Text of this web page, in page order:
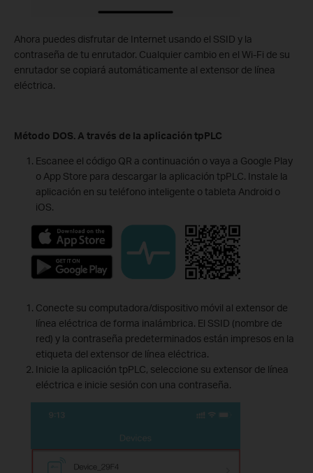
Ahora puedes disfrutar de Internet usando el SSID y la
contraseña de tu enrutador. Cualquier cambio en el Wi-Fi de su
enrutador se copiará automáticamente al extensor de línea
eléctrica.
Método DOS. A través de la aplicación tpPLC
Escanee el código QR a continuación o vaya a Google Play
o App Store para descargar la aplicación tpPLC. Instale la
aplicación en su teléfono inteligente o tableta Android o
iOS.
Conecte su computadora/dispositivo móvil al extensor de
línea eléctrica de forma inalámbrica. El SSID (nombre de
red) y la contraseña predeterminados están impresos en la
etiqueta del extensor de línea eléctrica.
Inicie la aplicación tpPLC, seleccione su extensor de línea
eléctrica e inicie sesión con una contraseña.